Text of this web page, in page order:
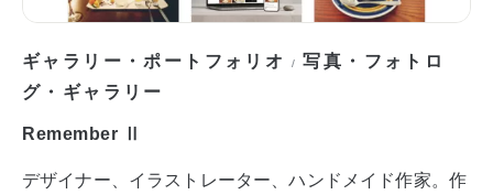
ギャラリー・ポートフォリオ /写真・フォトロ
グ・ギャラリー
Remember Ⅱ
デザイナー、イラストレーター、ハンドメイド作家。作